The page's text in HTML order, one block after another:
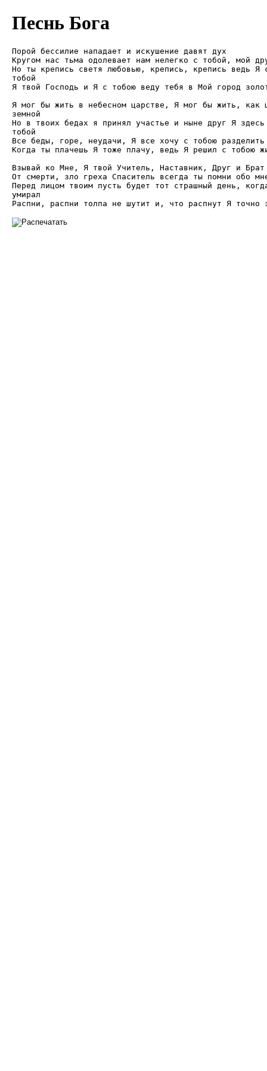
Песнь Бога
Порой бессилие нападает и искушение давят дух
Кругом нас тьма одолевает нам нелегко с тобой, мой
Но ты крепись светя любовью, крепись, крепись ведь
тобой
Я твой Господь и Я с тобою веду тебя в Мой город
Я мог бы жить в небесном царстве, Я мог бы жить, как
земной
Но в твоих бедах я принял участье и ныне друг Я
тобой
Все беды, горе, неудачи, Я все хочу с тобою
Когда ты плачешь Я тоже плачу, ведь Я решил с тобою
Взывай ко Мне, Я твой Учитель, Наставник, Друг и
От смерти, зло греха Спаситель всегда ты помни обо
Перед лицом твоим пусть будет тот страшный день,
умирал
Распни, распни толпа не шутит и, что распнут Я точно